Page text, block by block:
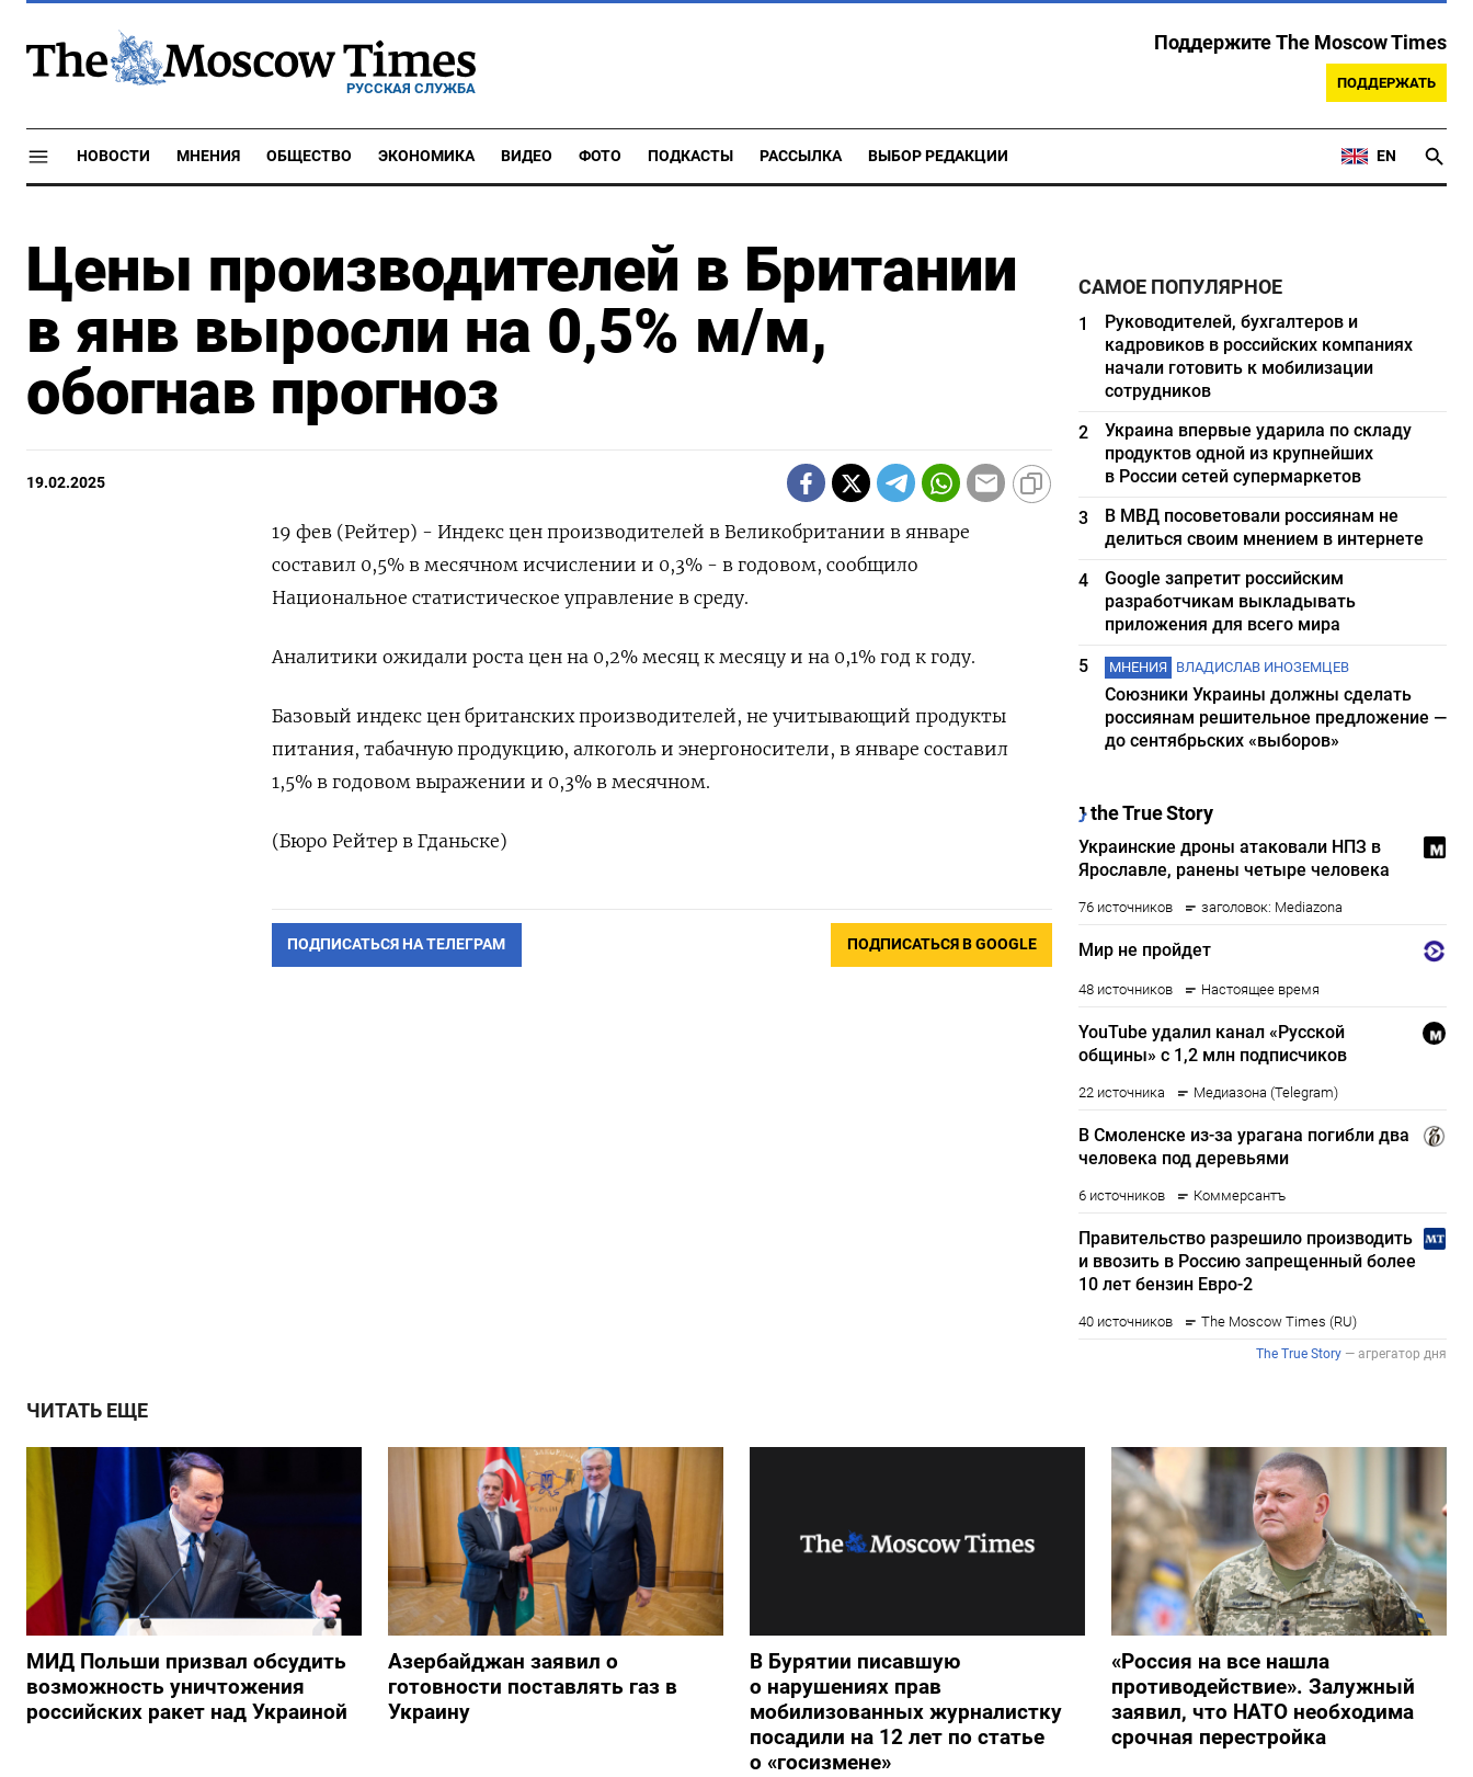
РУССКАЯ СЛУЖБА
Поддержите The Moscow Times
ПОДДЕРЖАТЬ
НОВОСТИ МНЕНИЯ ОБЩЕСТВО ЭКОНОМИКА ВИДЕО ФОТО ПОДКАСТЫ РАССЫЛКА ВЫБОР РЕДАКЦИИ EN
Цены производителей в Британии
в янв выросли на 0,5% м/м,
обогнав прогноз
19.02.2025
19 фев (Рейтер) - Индекс цен производителей в Великобритании в январе
составил 0,5% в месячном исчислении и 0,3% - в годовом, сообщило
Национальное статистическое управление в среду.
Аналитики ожидали роста цен на 0,2% месяц к месяцу и на 0,1% год к году.
Базовый индекс цен британских производителей, не учитывающий продукты
питания, табачную продукцию, алкоголь и энергоносители, в январе составил
1,5% в годовом выражении и 0,3% в месячном.
(Бюро Рейтер в Гданьске)
ПОДПИСАТЬСЯ НА ТЕЛЕГРАМ ПОДПИСАТЬСЯ В GOOGLE
САМОЕ ПОПУЛЯРНОЕ
1
Руководителей, бухгалтеров и
кадровиков в российских компаниях
начали готовить к мобилизации
сотрудников
2
Украина впервые ударила по складу
продуктов одной из крупнейших
в России сетей супермаркетов
3
В МВД посоветовали россиянам не
делиться своим мнением в интернете
4
Google запретит российским
разработчикам выкладывать
приложения для всего мира
5
МНЕНИЯ ВЛАДИСЛАВ ИНОЗЕМЦЕВ
Союзники Украины должны сделать
россиянам решительное предложение —
до сентябрьских «выборов»
ЧИТАТЬ ЕЩЕ
МИД Польши призвал обсудить
возможность уничтожения
российских ракет над Украиной
Азербайджан заявил о
готовности поставлять газ в
Украину
В Бурятии писавшую
о нарушениях прав
мобилизованных журналистку
посадили на 12 лет по статье
о «госизмене»
«Россия на все нашла
противодействие». Залужный
заявил, что НАТО необходима
срочная перестройка